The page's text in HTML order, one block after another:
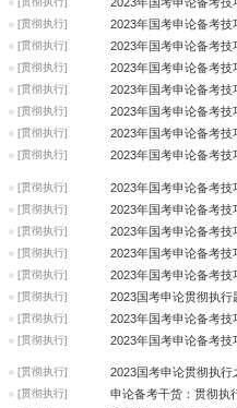
[贯彻执行]
[贯彻执行]
[贯彻执行]
[贯彻执行]
[贯彻执行]
[贯彻执行]
[贯彻执行]
[贯彻执行]
[贯彻执行]
[贯彻执行]
[贯彻执行]
[贯彻执行]
[贯彻执行]
[贯彻执行]
[贯彻执行]
[贯彻执行]
[贯彻执行]